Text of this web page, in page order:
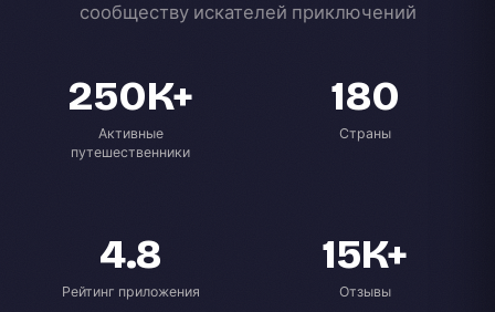
сообществу искателей приключений
250K+
Активные
путешественники
180
Страны
4.8
Рейтинг приложения
15K+
Отзывы